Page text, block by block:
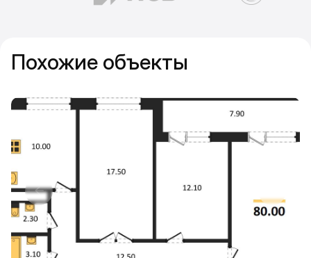
Похожие объекты
Прокрутить влево